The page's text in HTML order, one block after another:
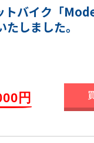
バイク「
しました。
円